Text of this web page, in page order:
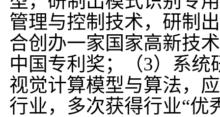
管理与控制技术，研制
合创办一家国家高新技
中国专利奖；（3）系统
视觉计算模型与算法，
行业，多次获得行业“优